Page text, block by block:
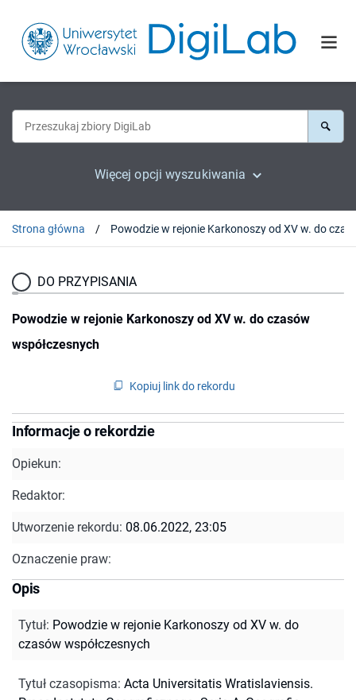
Więcej opcji wyszukiwania
Strona główna
DO PRZYPISANIA
Powodzie w rejonie Karkonoszy od XV w. do czasów
współczesnych
Kopiuj link do rekordu
Informacje o rekordzie
Opiekun:
Redaktor:
Utworzenie rekordu: 08.06.2022, 23:05
Oznaczenie praw:
Opis
Tytuł: Powodzie w rejonie Karkonoszy od XV w. do
czasów współczesnych
Tytuł czasopisma: Acta Universitatis Wratislaviensis.